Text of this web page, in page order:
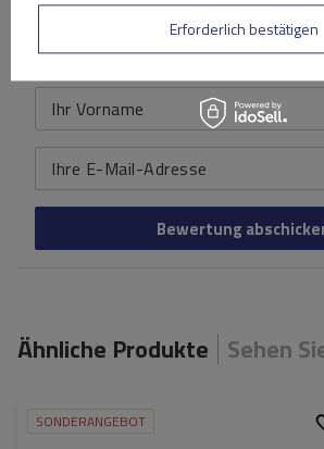
Ihr Vorname
Ihre E-Mail-Adresse
Bewertung
Ähnliche Produkte Sehen
SONDERANGEBOT
Erforderlich bestätigen